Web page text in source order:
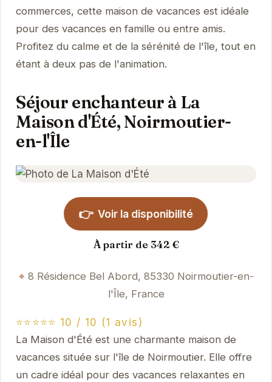
commerces, cette maison de vacances est idéale
pour des vacances en famille ou entre amis.
Profitez du calme et de la sérénité de l'île, tout en
étant à deux pas de l'animation.
Séjour enchanteur à La
Maison d'Été, Noirmoutier-
en-l'Île
👉 Voir la disponibilité
À partir de 342 €
8 Résidence Bel Abord, 85330 Noirmoutier-en-
l'Île, France
⭐⭐⭐⭐⭐ 10 / 10 (1 avis)
La Maison d'Été est une charmante maison de
vacances située sur l'île de Noirmoutier. Elle offre
un cadre idéal pour des vacances relaxantes en